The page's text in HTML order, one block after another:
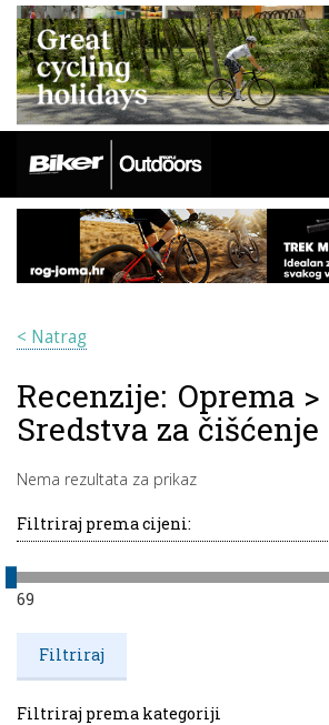
< Natrag
Recenzije: Oprema >
Sredstva za čišćenje
Nema rezultata za prikaz
Filtriraj prema cijeni:
69
Filtriraj prema kategoriji